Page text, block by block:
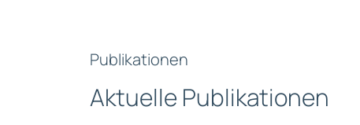
Publikationen
Aktuelle Publikationen